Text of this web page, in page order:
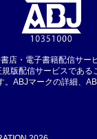
店・電子書籍配信サー
版配信サービスである
。ABJマークの詳細、